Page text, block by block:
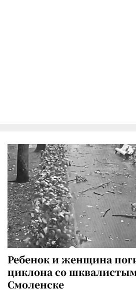
Ребенок и женщина
циклона со
Смоленске